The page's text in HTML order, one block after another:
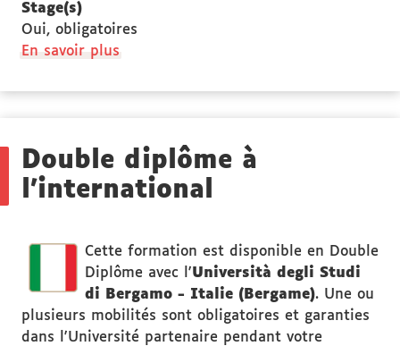
Stage(s)
Oui, obligatoires
En savoir plus
des
Double diplôme à
l'international
Cette formation est disponible en Double
Diplôme avec l'Università degli Studi
di Bergamo - Italie (Bergame). Une ou
plusieurs mobilités sont obligatoires et garanties
dans l'Université partenaire pendant votre